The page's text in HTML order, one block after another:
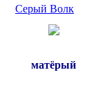
Серый Волк
матёрый